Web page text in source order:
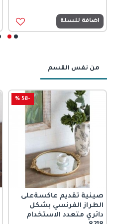
اضافة للسلة
من نفس القسم
-58 %
صينية تقديم عاكسةعلى
الطراز الفرنسي بشكل
دائري متعدد الاستخدام